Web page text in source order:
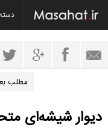
مطلب
دیوار شیشه‌ای